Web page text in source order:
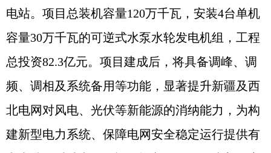
电站。项目总装机容量120万千瓦，安装4台单机
容量30万千瓦的可逆式水泵水轮发电机组，工程
总投资82.3亿元。项目建成后，将具备调峰、调
频、调相及系统备用等功能，显著提升新疆及西
北电网对风电、光伏等新能源的消纳能力，为构
建新型电力系统、保障电网安全稳定运行提供有